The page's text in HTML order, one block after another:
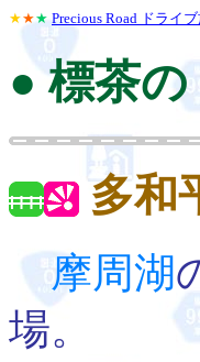
★★★ Precious Road ドライ
● 標茶
多和
摩周湖
場。